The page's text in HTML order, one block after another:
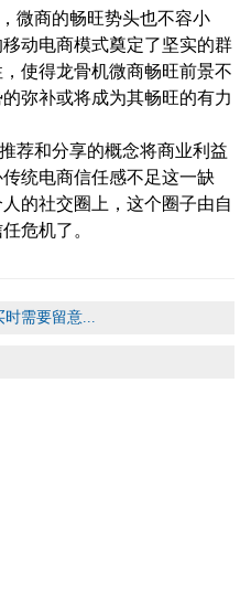
微商的畅旺势头也不容小
动电商模式奠定了坚实的群
使得龙骨机微商畅旺前景不
弥补或将成为其畅旺的有力
荐和分享的概念将商业利益
统电商信任感不足这一缺
的社交圈上，这个圈子由自
危机了。
需要留意...